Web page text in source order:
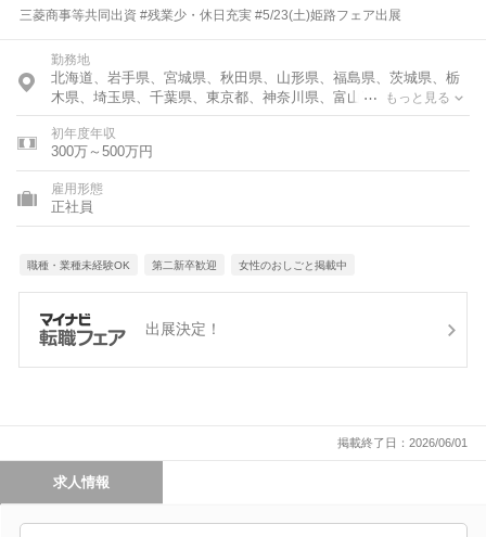
三菱商事等共同出資 #残業少・休日充実 #5/23(土)姫路フェア出展
勤務地
北海道、岩手県、宮城県、秋田県、山形県、福島県、茨城県、栃
木県、埼玉県、千葉県、東京都、神奈川県、富山県、石川県、福
井県、新潟県、長野県、岐阜県、静岡県、愛知県、三重県、大阪
府、兵庫県、和歌山県、岡山県、広島県、山口県、徳島県、香川
県、愛媛県、高知県、福岡県、佐賀県、大分県、宮崎県、沖縄県
もっと見る
初年度年収
300万～500万円
雇用形態
正社員
職種・業種未経験OK 第二新卒歓迎 女性のおしごと掲載中
出展決定！
掲載終了日：2026/06/01
求人情報